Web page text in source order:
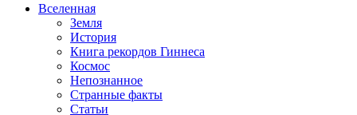
Вселенная
Земля
История
Книга рекордов Гиннеса
Космос
Непознанное
Странные факты
Статьи